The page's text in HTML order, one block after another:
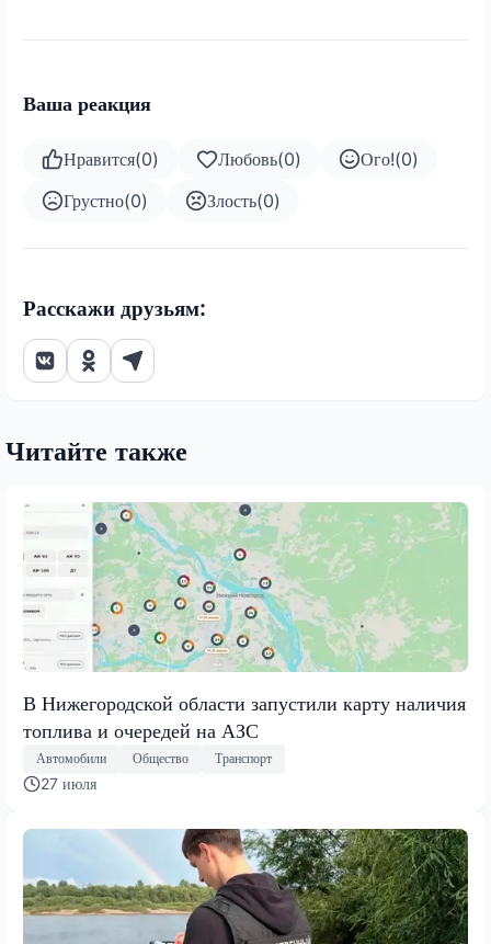
Ваша реакция
Нравится(0) Любовь(0) Ого!(0)
Грустно(0) Злость(0)
Расскажи друзьям:
Читайте также
В Нижегородской области запустили карту наличия
топлива и очередей на АЗС
Автомобили Общество Транспорт
27 июля